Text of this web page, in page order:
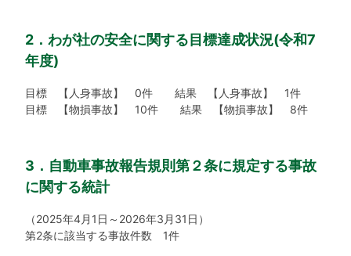
2．わが社の安全に関する目標達成状況(令和7
年度)
目標 【人身事故】 0件 結果 【人身事故】 1件
目標 【物損事故】 10件 結果 【物損事故】 8件
3．自動車事故報告規則第２条に規定する事故
に関する統計
（2025年4月1日～2026年3月31日）
第2条に該当する事故件数 1件